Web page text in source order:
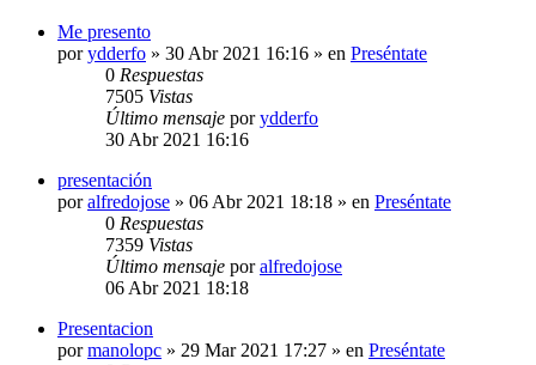
Me presento
porydderfo » 30 Abr 2021 16:16 » en Preséntate
0 Respuestas
7505 Vistas
Último mensaje porydderfo
30 Abr 2021 16:16
presentación
poralfredojose » 06 Abr 2021 18:18 » en Preséntate
0 Respuestas
7359 Vistas
Último mensaje poralfredojose
06 Abr 2021 18:18
Presentacion
pormanolopc » 29 Mar 2021 17:27 » en Preséntate